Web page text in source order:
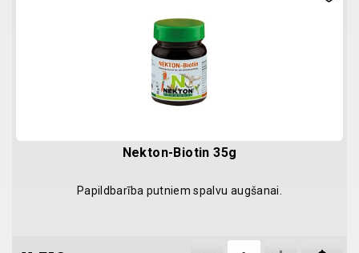
Nekton-Biotin 35g
Papildbarība putniem spalvu augšanai.